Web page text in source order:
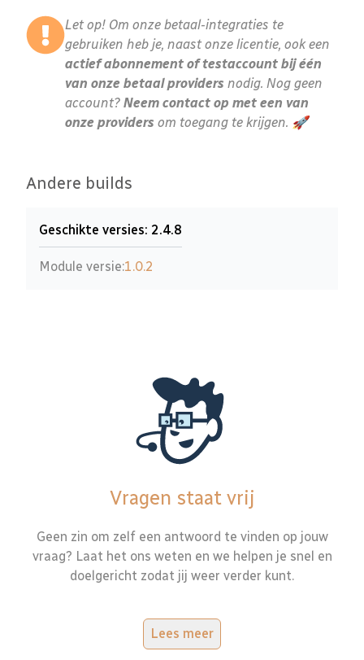
Let op! Om onze betaal-integraties te
gebruiken heb je, naast onze licentie, ook een
actief abonnement of testaccount bij één
van onze betaal providers nodig. Nog geen
account? Neem contact op met een van
onze providers om toegang te krijgen. 🚀
Andere builds
Geschikte versies: 2.4.8
Module versie:1.0.2
Vragen staat vrij
Geen zin om zelf een antwoord te vinden op jouw
vraag? Laat het ons weten en we helpen je snel en
doelgericht zodat jij weer verder kunt.
Lees meer